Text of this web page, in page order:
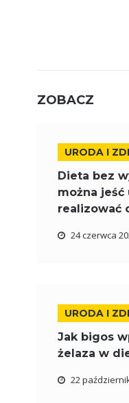
ZOBACZ
URODA I
Dieta bez
można
realizować
24 czerwca
URODA I
Jak bigos
żelaza w
22